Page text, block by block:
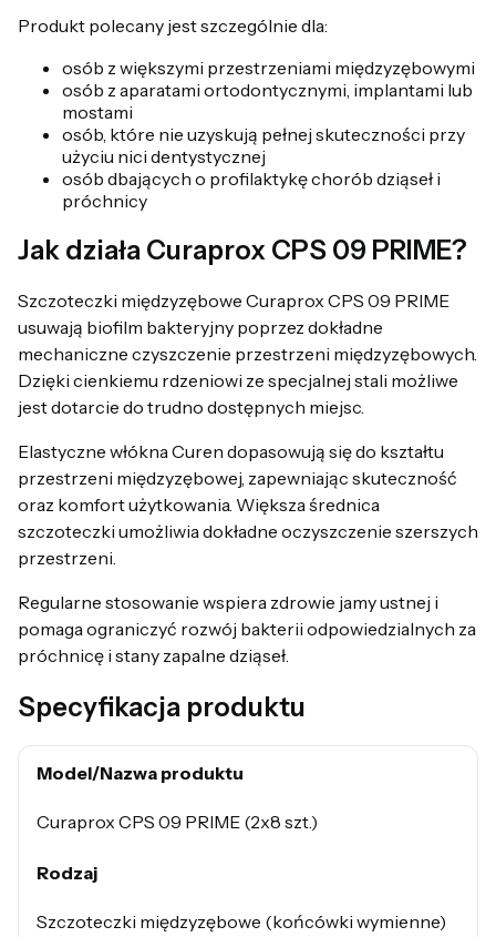
Produkt polecany jest szczególnie dla:
osób z większymi przestrzeniami międzyzębowymi
osób z aparatami ortodontycznymi, implantami lub
mostami
osób, które nie uzyskują pełnej skuteczności przy
użyciu nici dentystycznej
osób dbających o profilaktykę chorób dziąseł i
próchnicy
Jak działa Curaprox CPS 09 PRIME?
Szczoteczki międzyzębowe Curaprox CPS 09 PRIME
usuwają biofilm bakteryjny poprzez dokładne
mechaniczne czyszczenie przestrzeni międzyzębowych.
Dzięki cienkiemu rdzeniowi ze specjalnej stali możliwe
jest dotarcie do trudno dostępnych miejsc.
Elastyczne włókna Curen dopasowują się do kształtu
przestrzeni międzyzębowej, zapewniając skuteczność
oraz komfort użytkowania. Większa średnica
szczoteczki umożliwia dokładne oczyszczenie szerszych
przestrzeni.
Regularne stosowanie wspiera zdrowie jamy ustnej i
pomaga ograniczyć rozwój bakterii odpowiedzialnych za
próchnicę i stany zapalne dziąseł.
Specyfikacja produktu
Model/Nazwa produktu
Curaprox CPS 09 PRIME (2x8 szt.)
Rodzaj
Szczoteczki międzyzębowe (końcówki wymienne)